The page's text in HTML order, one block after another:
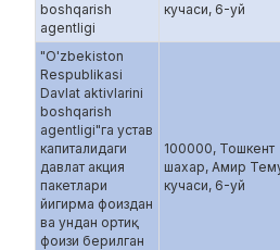
boshqarish
agentligi
кучаси, 6-уй
"O'zbekiston
Respublikasi
Davlat aktivlarini
boshqarish
agentligi"га устав
капиталидаги
давлат акция
пакетлари
йигирма фоиздан
ва ундан ортиқ
фоизи берилган
100000, Тошкент
шахар, Амир
кучаси, 6-уй